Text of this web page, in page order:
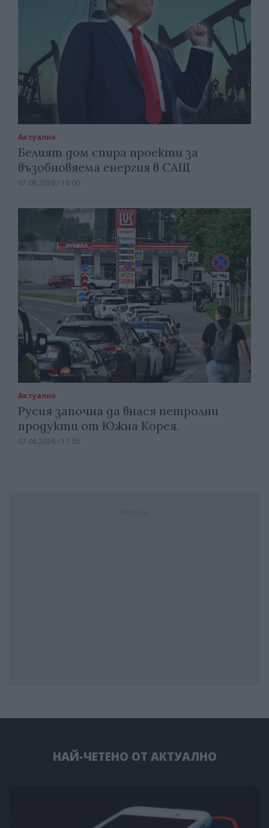
Актуално
Белият дом спира проекти за
възобновяема енергия в САЩ
07.08.2026 / 18:00
Актуално
Русия започна да внася петролни
продукти от Южна Корея.
07.08.2026 / 17:05
НАЙ-ЧЕТЕНО ОТ АКТУАЛНО